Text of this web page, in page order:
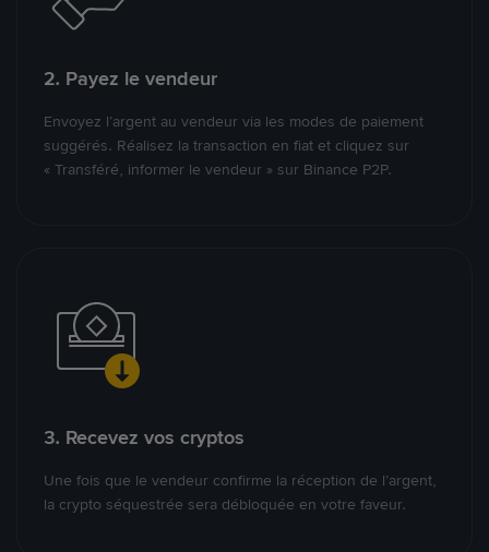
2. Payez le vendeur
Envoyez l’argent au vendeur via les modes de paiement
suggérés. Réalisez la transaction en fiat et cliquez sur
« Transféré, informer le vendeur » sur Binance P2P.
3. Recevez vos cryptos
Une fois que le vendeur confirme la réception de l’argent,
la crypto séquestrée sera débloquée en votre faveur.